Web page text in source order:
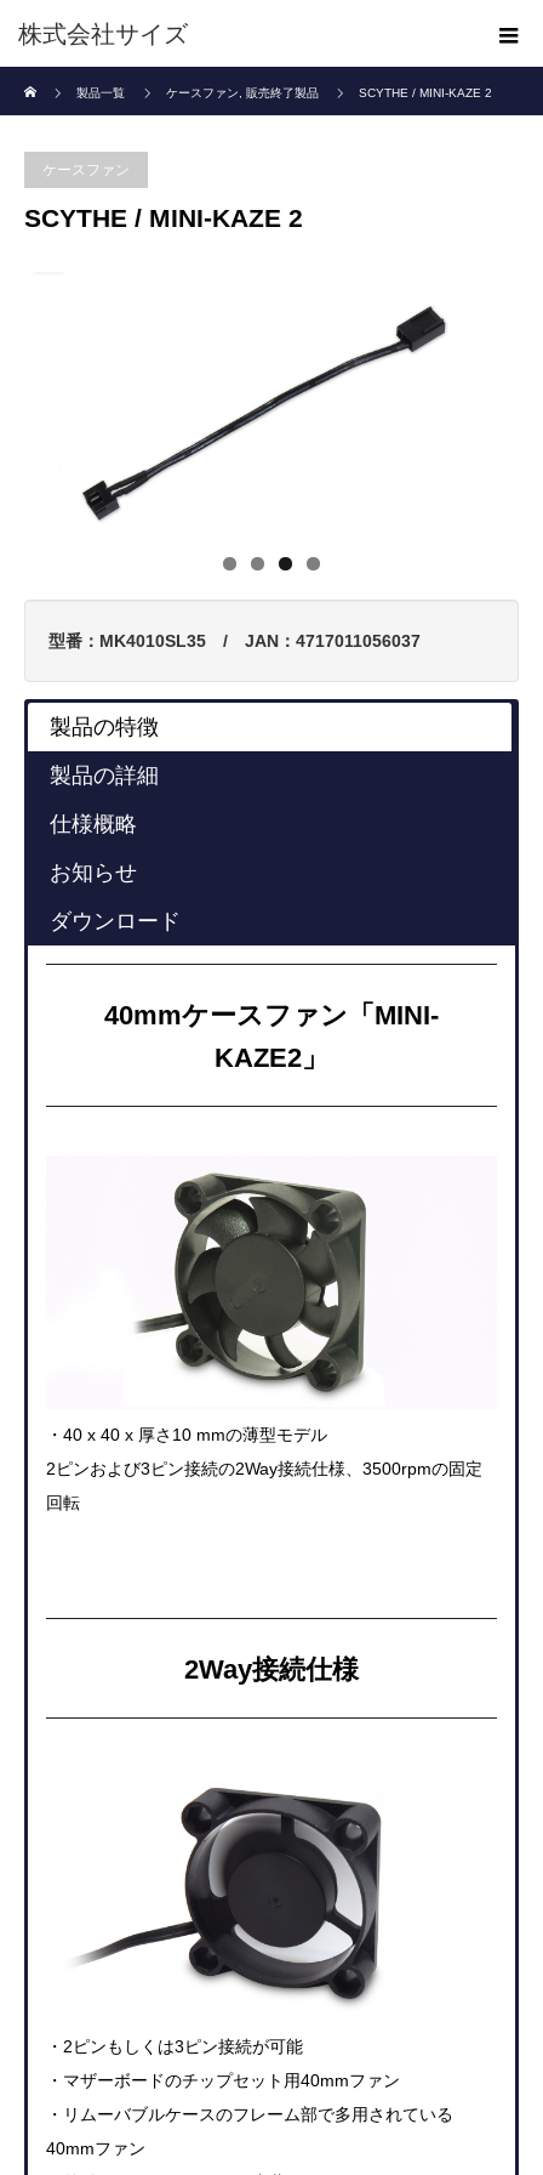
株式会社サイズ
製品一覧
ケースファン 販売終了製品 SCYTHE / MINI-KAZE 2
ケースファン
SCYTHE / MINI-KAZE 2
型番：MK4010SL35 / JAN：4717011056037
製品の特徴
製品の詳細
仕様概略
お知らせ
ダウンロード
40mmケースファン「MINI-
KAZE2」
・40 x 40 x 厚さ10 mmの薄型モデル
2ピンおよび3ピン接続の2Way接続仕様、3500rpmの固定
回転
2Way接続仕様
・2ピンもしくは3ピン接続が可能
・マザーボードのチップセット用40mmファン
・リムーバブルケースのフレーム部で多用されている
40mmファン